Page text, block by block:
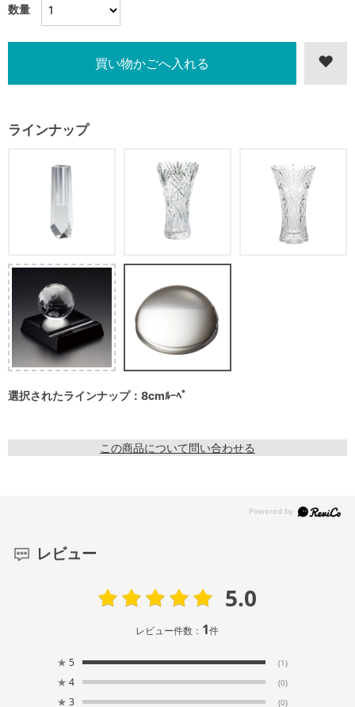
数量
ラインナップ
選択されたラインナップ：8cmﾙｰﾍﾟ
この商品について問い合わせる
レビュー
5.0
レビュー件数： 1件
★ 5 (1)
★ 4 (0)
★ 3 (0)